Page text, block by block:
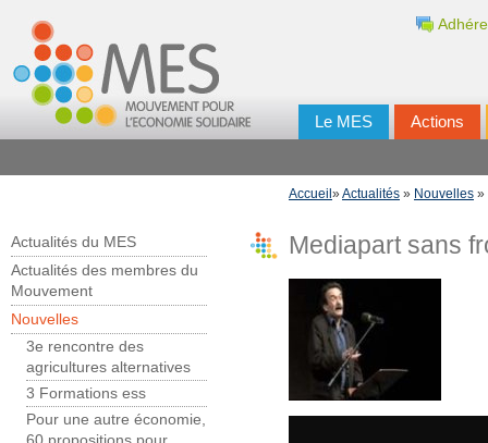
Le MES Actions
Accueil »Actualités » Nouvelles »
Actualités du MES
Actualités des membres du
Mouvement
Nouvelles
3e rencontre des
agricultures alternatives
3 Formations ess
Pour une autre économie,
Mediapart sans